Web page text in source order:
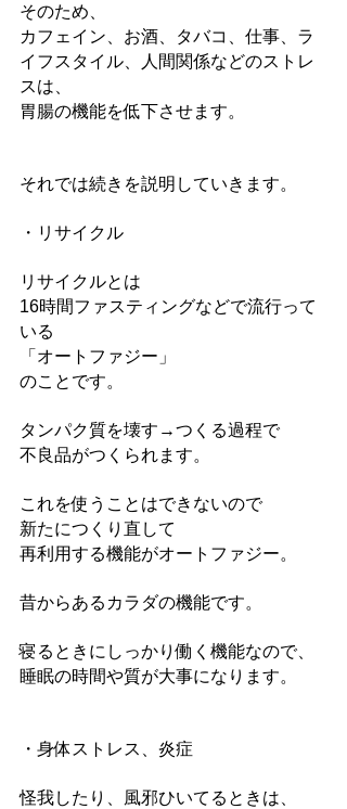
そのため、
カフェイン、お酒、タバコ、仕事、ラ
イフスタイル、人間関係などのストレ
スは、
胃腸の機能を低下させます。
それでは続きを説明していきます。
・リサイクル
リサイクルとは
16時間ファスティングなどで流行って
いる
「オートファジー」
のことです。
タンパク質を壊す→つくる過程で
不良品がつくられます。
これを使うことはできないので
新たにつくり直して
再利用する機能がオートファジー。
昔からあるカラダの機能です。
寝るときにしっかり働く機能なので、
睡眠の時間や質が大事になります。
・身体ストレス、炎症
怪我したり、風邪ひいてるときは、